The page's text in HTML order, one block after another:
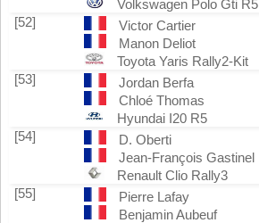
Volkswagen Polo Gti R5
[52]
Victor Cartier
Manon Deliot
Toyota Yaris Rally2-Kit
[53]
Jordan Berfa
Chloé Thomas
Hyundai I20 R5
[54]
D. Oberti
Jean-François Gastinel
Renault Clio Rally3
[55]
Pierre Lafay
Benjamin Aubeuf